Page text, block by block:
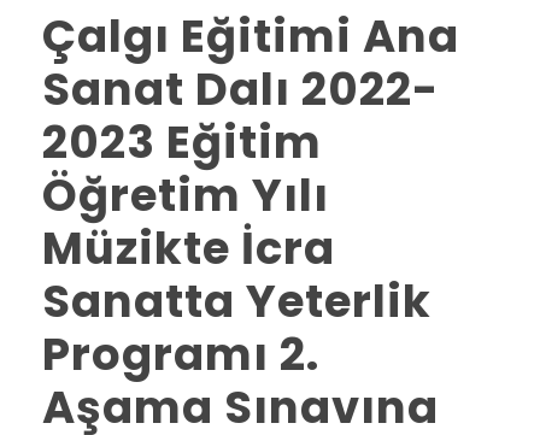
Çalgı Eğitimi Ana
Sanat Dalı 2022-
2023 Eğitim
Öğretim Yılı
Müzikte İcra
Sanatta Yeterlik
Programı 2.
Aşama Sınavına